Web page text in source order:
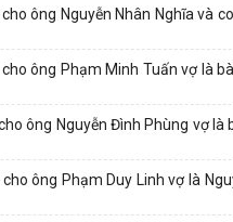
ông Nguyễn Nhân Nghĩa và
ông Phạm Minh Tuấn vợ là
ông Nguyễn Đình Phùng vợ là
ông Phạm Duy Linh vợ là